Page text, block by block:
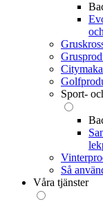
Sport-
Så
Våra tjänster